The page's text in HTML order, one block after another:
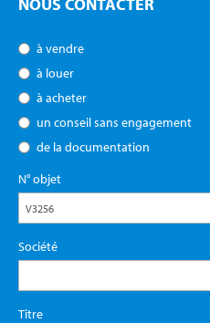
à vendre
à louer
à acheter
un conseil sans engagement
de la documentation
N° objet
Société
Titre